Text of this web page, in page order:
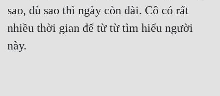
sao, dù sao thì ngày còn dài. Cô có rất
nhiều thời gian để từ từ tìm hiểu người